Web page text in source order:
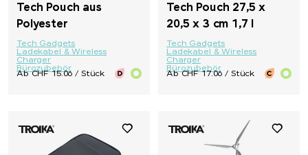
Tech Pouch aus
Polyester
Tech Gadgets
Ladekabel & Wireless
Charger
Bürozubehör
Ab CHF 15.06 / Stück
Tech Pouch 27,5 x
20,5 x 3 cm 1,7 l
Tech Gadgets
Ladekabel & Wireless
Charger
Bürozubehör
Ab CHF 17.06 / Stück